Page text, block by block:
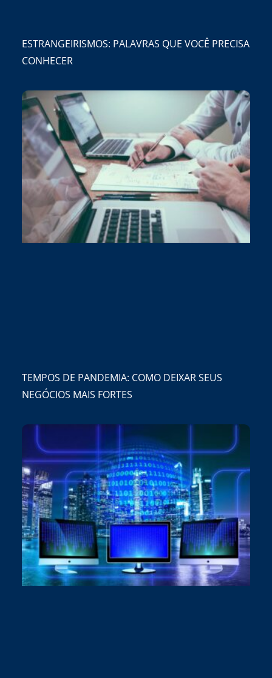
ESTRANGEIRISMOS: PALAVRAS QUE VOCÊ PRECISA
CONHECER
TEMPOS DE PANDEMIA: COMO DEIXAR SEUS
NEGÓCIOS MAIS FORTES